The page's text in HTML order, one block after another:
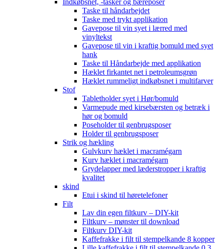
Indkøbsnet, -tasker og bæreposer
Taske til håndarbejdet
Taske med trykt applikation
Gavepose til vin syet i lærred med
vinyltekst
Gavepose til vin i kraftig bomuld med syet
hank
Taske til Håndarbejde med applikation
Hæklet firkantet net i petroleumsgrøn
Hæklet rummeligt indkøbsnet i multifarver
Stof
Tabletholder syet i Hør/bomuld
Varmepude med kirsebærsten og betræk i
hør og bomuld
Poseholder til genbrugsposer
Holder til genbrugsposer
Strik og hækling
Gulvkurv hæklet i macramégarn
Kurv hæklet i macramégarn
Grydelapper med læderstropper i kraftig
kvalitet
skind
Etui i skind til høretelefoner
Filt
Lav din egen filtkurv – DIY-kit
Filtkurv – mønster til download
Filtkurv DIY-kit
Kaffefrakke i filt til stempelkande 8 kopper